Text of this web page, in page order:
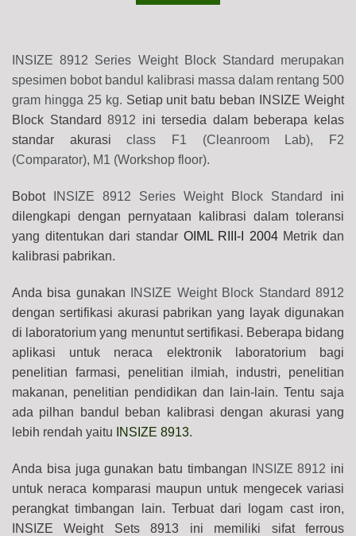
INSIZE 8912 Series Weight Block Standard merupakan
spesimen bobot bandul kalibrasi massa dalam rentang 500
gram hingga 25 kg. Setiap unit batu beban INSIZE Weight
Block Standard8912 ini tersedia dalam beberapa kelas
standar akurasiclass F1 (Cleanroom Lab), F2
(Comparator), M1 (Workshop floor).
Bobot INSIZE 8912 Series Weight Block Standard ini
dilengkapi dengan pernyataan kalibrasi dalam toleransi
yang ditentukan dari standar OIML RIII-I 2004Metrik dan
kalibrasi pabrikan.
Anda bisa gunakan
INSIZE Weight Block Standard 8912
dengan sertifikasi akurasi pabrikan yang layak digunakan
di laboratorium yang menuntut sertifikasi. Beberapa bidang
aplikasi untuk neraca elektronik laboratorium bagi
penelitian farmasi, penelitian ilmiah, industri, penelitian
makanan, penelitian pendidikan dan lain-lain. Tentu saja
ada pilhan bandul beban kalibrasi dengan akurasi yang
lebih rendah yaitu
INSIZE 8913.
Anda bisa juga gunakan batu timbangan INSIZE 8912 ini
untuk neraca komparasi maupun untuk mengecek variasi
perangkat timbangan lain. Terbuat dari logam cast iron,
INSIZE Weight Sets 8913 ini memiliki sifat ferrous